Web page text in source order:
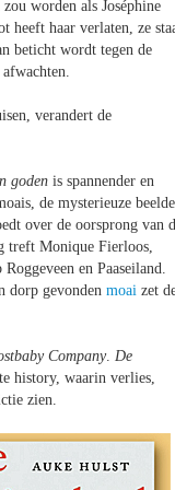
worden als Joséphine
heeft haar verlaten, ze
beticht wordt tegen de
verandert de
goden is spannender en
de mysterieuze
over de oorsprong van
treft Monique Fierloos,
en Paaseiland.
dorp gevonden moai zet
Company. De
history, waarin verlies,
zien.